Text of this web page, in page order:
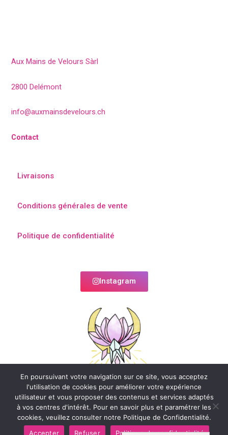
Aux Mains de Velours Sàrl
2800 Delémont
info@auxmainsdevelours.ch
Contact
Livraisons
Conditions générales de vente
Politique de confidentialité
Instagram
En poursuivant votre navigation sur ce site, vous acceptez
l'utilisation de cookies pour améliorer votre expérience
utilisateur et vous proposer des contenus et services adaptés
à vos centres d'intérêt. Pour en savoir plus et paramétrer les
cookies, veuillez consulter notre Politique de Confidentialité.
Accepter
Refuser Politique de confidentialité